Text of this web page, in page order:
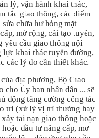
lý, vận hành khai thác,
tắc giao thông, các điểm
chữa hư hỏng mặt
mở rộng, cải tạo tuyến,
yêu cầu giao thông nội
lực khai thác tuyến đường,
các lý do cần thiết khác.
địa phương, Bộ Giao
cho Ủy ban nhân dân ... sẽ
động tăng cường công tác
trì (xử lý vị trí thường hay
tai nạn giao thông hoặc
đầu tư nâng cấp, mở